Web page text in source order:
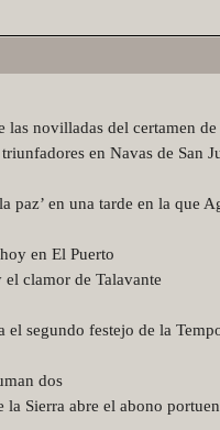
las novilladas del certamen
en Navas de San
paz’ en una tarde en la que
en El Puerto
clamor de Talavante
el segundo festejo de la
dos
Sierra abre el abono